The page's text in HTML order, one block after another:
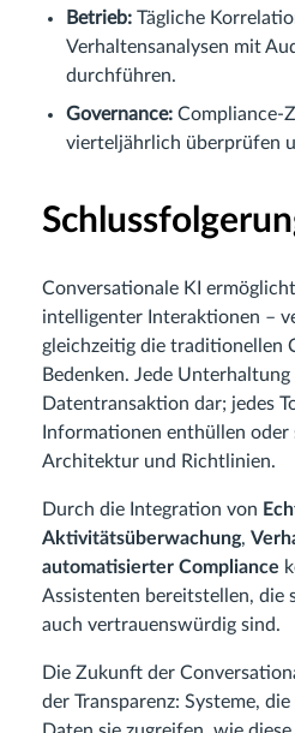
Betrieb: Tägliche
Verhaltensanalysen mit
durchführen.
Governance: Compliance-
vierteljährlich überprüfen
Conversationale KI
intelligenter Interaktionen –
gleichzeitig die traditionellen
Bedenken. Jede
Datentransaktion dar; jedes
Informationen enthüllen oder
Architektur und Richtlinien.
Durch die Integration von
Aktivitätsüberwachung,
automatisierter Compliance
Assistenten bereitstellen, die
auch vertrauenswürdig sind.
Die Zukunft der
der Transparenz: Systeme,